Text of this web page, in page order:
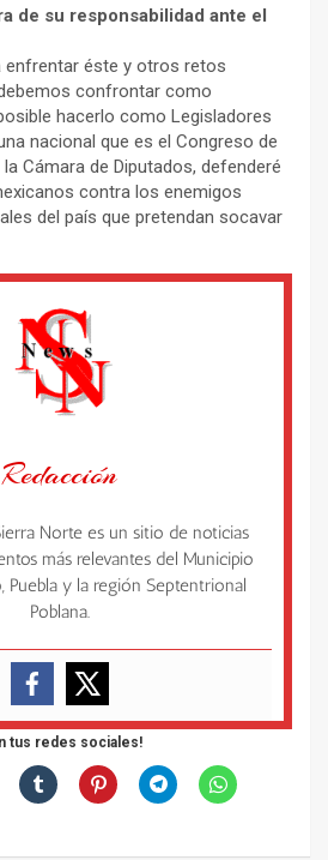
de su responsabilidad ante el
enfrentar éste y otros retos
confrontar como
hacerlo como Legisladores
nacional que es el Congreso de
Cámara de Diputados, defenderé
contra los enemigos
del país que pretendan socavar
Redacción
Norte es un sitio de noticias
más relevantes del Municipio
Puebla y la región Septentrional
Poblana.
tus redes sociales!